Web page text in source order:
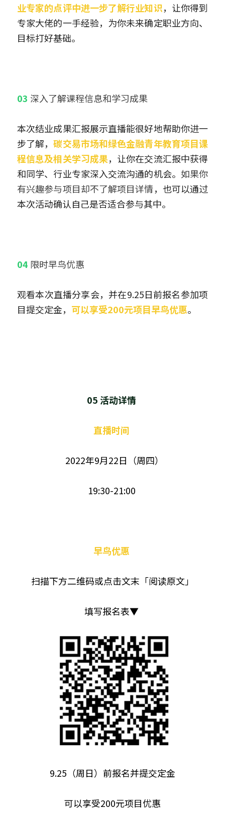
业专家的点评中进一步了解行业知识，让你得到
专家大佬的一手经验，为你未来确定职业方向、
目标打好基础。
03 深入了解课程信息和学习成果
本次结业成果汇报展示直播能很好地帮助你进一
步了解，碳交易市场和绿色金融青年教育项目课
程信息及相关学习成果，让你在交流汇报中获得
和同学、行业专家深入交流沟通的机会。 如果你
有兴趣参与项目却不了解项目详情，也可以通过
本次活动确认自己是否适合参与其中。
04 限时早鸟优惠
观看本次直播分享会，并在9.25日前报名参加项
目提交定金， 可以享受200元项目早鸟优惠。
05 活动详情
直播时间
  2022年9月22日（周四）
19:30-21:00
早鸟优惠
扫描下方二维码或点击文末「阅读原文」
填写报名表▼
9.25（周日）前报名并提交定金
可以享受200元项目优惠